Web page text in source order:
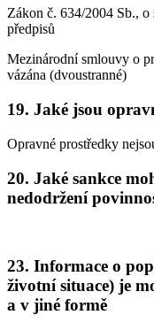
Zákon č. 634/2004 Sb.,
předpisů
Mezinárodní smlouvy o
vázána (dvoustranné)
19. Jaké jsou
Opravné prostředky
20. Jaké sankce
nedodržení
23. Informace o
životní situace) je
a v jiné formě